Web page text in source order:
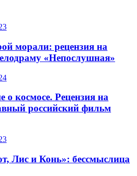
морали: рецензия на
«Непослушная»
о космосе. Рецензия на
российский фильм
Лис и Конь»: бессмыслица